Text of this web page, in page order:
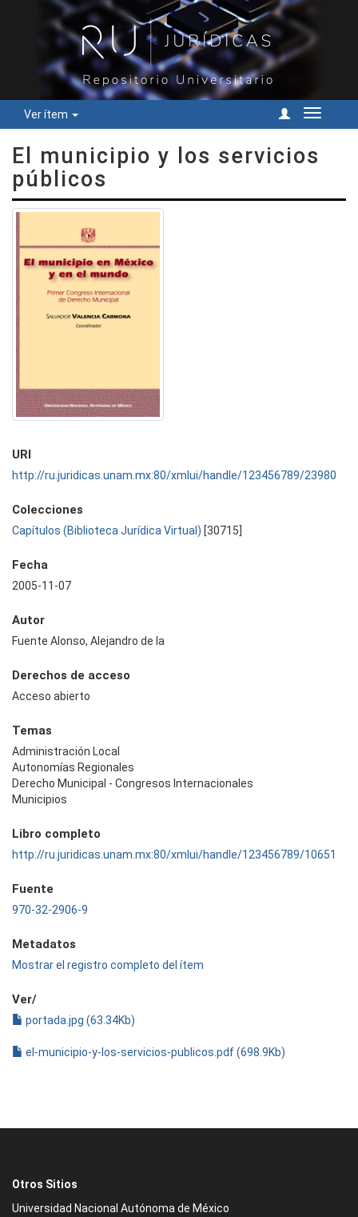
Ver ítem
Cambiar
El municipio y los servicios
públicos
URI
http://ru.juridicas.unam.mx:80/xmlui/handle/123456789/23980
Colecciones
Capítulos (Biblioteca Jurídica Virtual) [30715]
Fecha
2005-11-07
Autor
Fuente Alonso, Alejandro de la
Derechos de acceso
Acceso abierto
Temas
Administración Local
Autonomías Regionales
Derecho Municipal - Congresos Internacionales
Municipios
Libro completo
http://ru.juridicas.unam.mx:80/xmlui/handle/123456789/10651
Fuente
970-32-2906-9
Metadatos
Mostrar el registro completo del ítem
Ver/
portada.jpg (63.34Kb)
el-municipio-y-los-servicios-publicos.pdf (698.9Kb)
Otros Sitios
Universidad Nacional Autónoma de México